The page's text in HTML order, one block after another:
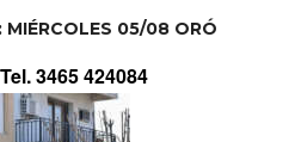
MIÉRCOLES 05/08 ORÓ
Tel. 3465 424084